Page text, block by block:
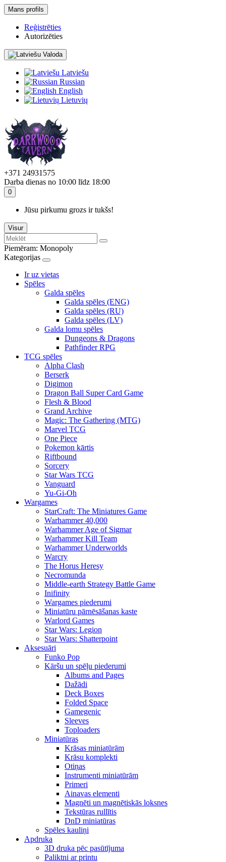
Mans profils
Reģistrēties
Autorizēties
Valoda
Latviešu
Russian
English
Lietuvių
+371 24931575
Darba dienas no 10:00 līdz 18:00
0
Jūsu pirkumu grozs ir tukšs!
Visur
Piemēram: Monopoly
Kategorijas
Ir uz vietas
Spēles
Galda spēles
Galda spēles (ENG)
Galda spēles (RU)
Galda spēles (LV)
Galda lomu spēles
Dungeons & Dragons
Pathfinder RPG
TCG spēles
Alpha Clash
Berserk
Digimon
Dragon Ball Super Card Game
Flesh & Blood
Grand Archive
Magic: The Gathering (MTG)
Marvel TCG
One Piece
Pokemon kārtis
Riftbound
Sorcery
Star Wars TCG
Vanguard
Yu-Gi-Oh
Wargames
StarCraft: The Miniatures Game
Warhammer 40,000
Warhammer Age of Sigmar
Warhammer Kill Team
Warhammer Underworlds
Warcry
The Horus Heresy
Necromunda
Middle-earth Strategy Battle Game
Inifinity
Wargames piederumi
Miniatūru pārnēsāšanas kaste
Warlord Games
Star Wars: Legion
Star Wars: Shatterpoint
Aksesuāri
Funko Pop
Kāršu un spēļu piederumi
Albums and Pages
Dažādi
Deck Boxes
Folded Space
Gamegenic
Sleeves
Toploaders
Miniatūras
Krāsas miniatūrām
Krāsu komplekti
Otiņas
Instrumenti miniatūrām
Primeri
Ainavas elementi
Magnēti un magnētiskās loksnes
Tekstūras rullītis
DnD miniatūras
Spēles kauliņi
Apdruka
3D druka pēc pasūtījuma
Paliktni ar printu